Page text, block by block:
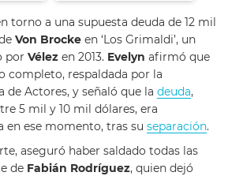
torno a una supuesta deuda de 12 mil
Von Brocke en ‘Los Grimaldi’, un
por Vélez en 2013. Evelyn afirmó que
completo, respaldada por la
de Actores, y señaló que la deuda,
5 mil y 10 mil dólares, era
en ese momento, tras su separación.
aseguró haber saldado todas las
de Fabián Rodríguez, quien dejó